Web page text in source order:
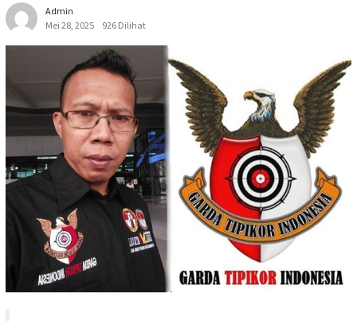
Admin
Mei 28, 2025
926 Dilihat